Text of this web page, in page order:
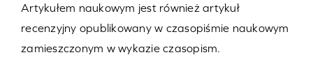
Artykułem naukowym jest również artykuł
recenzyjny opublikowany w czasopiśmie naukowym
zamieszczonym w wykazie czasopism.